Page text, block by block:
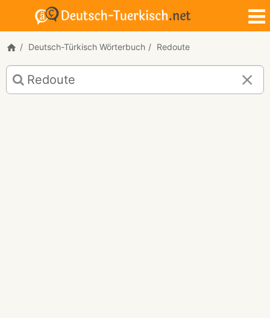
Deutsch-Türkisch Wörterbuch Redoute
Deutsch-
Türkisch
Übersetzung